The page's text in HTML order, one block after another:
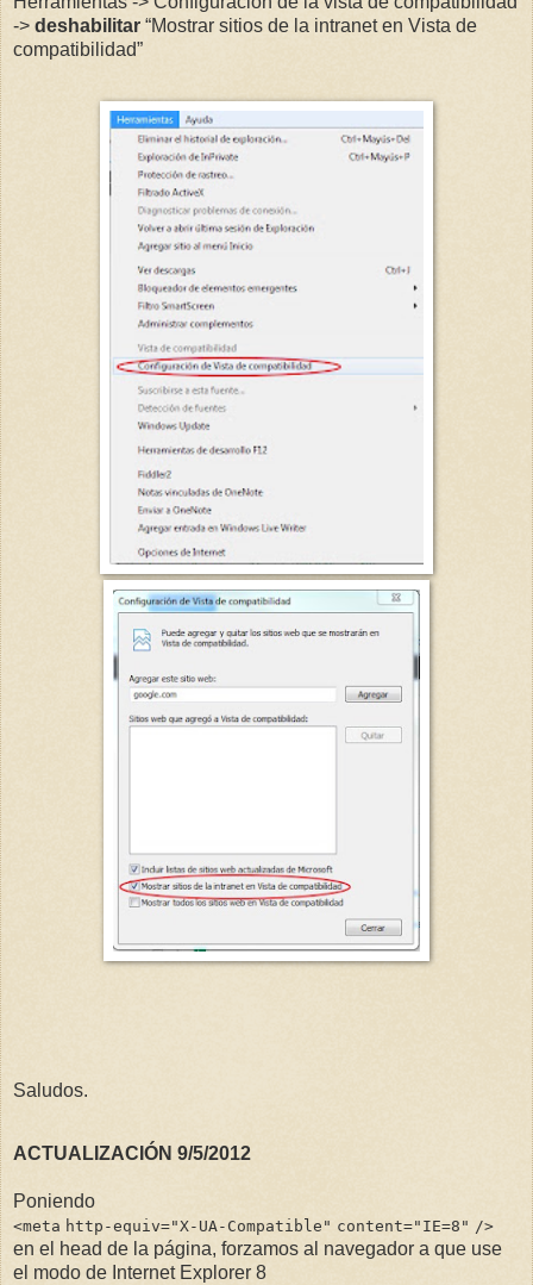
-> deshabilitar “Mostrar sitios de la intranet en Vista de
compatibilidad”
Saludos.
ACTUALIZACIÓN 9/5/2012
Poniendo
<meta http-equiv="X-UA-Compatible" content="IE=8" />
en el head de la página, forzamos al navegador a que use
el modo de Internet Explorer 8